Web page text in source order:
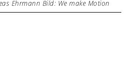
Ehrmann Bild: We make Motion